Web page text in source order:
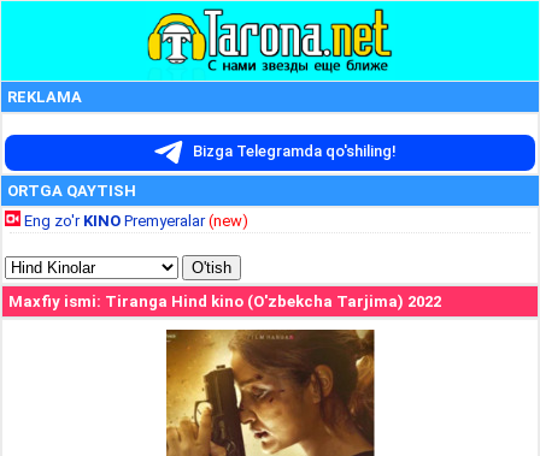
REKLAMA
Bizga Telegramda qo'shiling!
ORTGA QAYTISH
Eng zo'r KINO Premyeralar(new)
Maxfiy ismi: Tiranga Hind kino (O'zbekcha Tarjima) 2022